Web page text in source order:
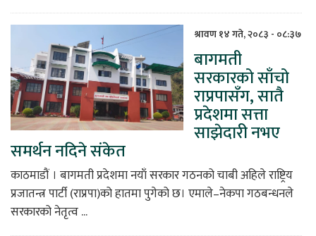
श्रावण १४ गते, २०८३ - ०८:३७
बागमती
सरकारको साँचो
राप्रपासँग, सातै
प्रदेशमा सत्ता
साझेदारी नभए
समर्थन नदिने संकेत
काठमाडौं । बागमती प्रदेशमा नयाँ सरकार गठनको चाबी अहिले राष्ट्रिय
प्रजातन्त्र पार्टी (राप्रपा)को हातमा पुगेको छ। एमाले–नेकपा गठबन्धनले
सरकारको नेतृत्व ...